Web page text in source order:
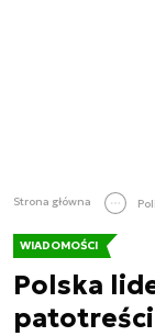
Strona główna
WIADOMOŚCI
Polska
patotreści